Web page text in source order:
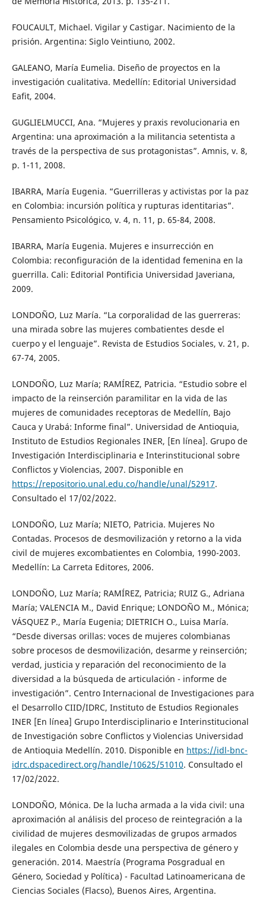
FOUCAULT, Michael. Vigilar y Castigar. Nacimiento de la
prisión. Argentina: Siglo Veintiuno, 2002.
GALEANO, María Eumelia. Diseño de proyectos en la
investigación cualitativa. Medellín: Editorial Universidad
Eafit, 2004.
GUGLIELMUCCI, Ana. “Mujeres y praxis revolucionaria en
Argentina: una aproximación a la militancia setentista a
través de la perspectiva de sus protagonistas”. Amnis, v. 8,
p. 1-11, 2008.
IBARRA, María Eugenia. “Guerrilleras y activistas por la paz
en Colombia: incursión política y rupturas identitarias”.
Pensamiento Psicológico, v. 4, n. 11, p. 65-84, 2008.
IBARRA, María Eugenia. Mujeres e insurrección en
Colombia: reconfiguración de la identidad femenina en la
guerrilla. Cali: Editorial Pontificia Universidad Javeriana,
2009.
LONDOÑO, Luz María. “La corporalidad de las guerreras:
una mirada sobre las mujeres combatientes desde el
cuerpo y el lenguaje”. Revista de Estudios Sociales, v. 21, p.
67-74, 2005.
LONDOÑO, Luz María; RAMÍREZ, Patricia. “Estudio sobre el
impacto de la reinserción paramilitar en la vida de las
mujeres de comunidades receptoras de Medellín, Bajo
Cauca y Urabá: Informe final”. Universidad de Antioquia,
Instituto de Estudios Regionales INER, [En línea]. Grupo de
Investigación Interdisciplinaria e Interinstitucional sobre
Conflictos y Violencias, 2007. Disponible en
https://repositorio.unal.edu.co/handle/unal/52917.
Consultado el 17/02/2022.
LONDOÑO, Luz María; NIETO, Patricia. Mujeres No
Contadas. Procesos de desmovilización y retorno a la vida
civil de mujeres excombatientes en Colombia, 1990-2003.
Medellín: La Carreta Editores, 2006.
LONDOÑO, Luz María; RAMÍREZ, Patricia; RUIZ G., Adriana
María; VALENCIA M., David Enrique; LONDOÑO M., Mónica;
VÁSQUEZ P., María Eugenia; DIETRICH O., Luisa María.
“Desde diversas orillas: voces de mujeres colombianas
sobre procesos de desmovilización, desarme y reinserción;
verdad, justicia y reparación del reconocimiento de la
diversidad a la búsqueda de articulación - informe de
investigación”. Centro Internacional de Investigaciones para
el Desarrollo CIID/IDRC, Instituto de Estudios Regionales
INER [En línea] Grupo Interdisciplinario e Interinstitucional
de Investigación sobre Conflictos y Violencias Universidad
de Antioquia Medellín. 2010. Disponible en https://idl-bnc-
idrc.dspacedirect.org/handle/10625/51010. Consultado el
17/02/2022.
LONDOÑO, Mónica. De la lucha armada a la vida civil: una
aproximación al análisis del proceso de reintegración a la
civilidad de mujeres desmovilizadas de grupos armados
ilegales en Colombia desde una perspectiva de género y
generación. 2014. Maestría (Programa Posgradual en
Género, Sociedad y Política) - Facultad Latinoamericana de
Ciencias Sociales (Flacso), Buenos Aires, Argentina.